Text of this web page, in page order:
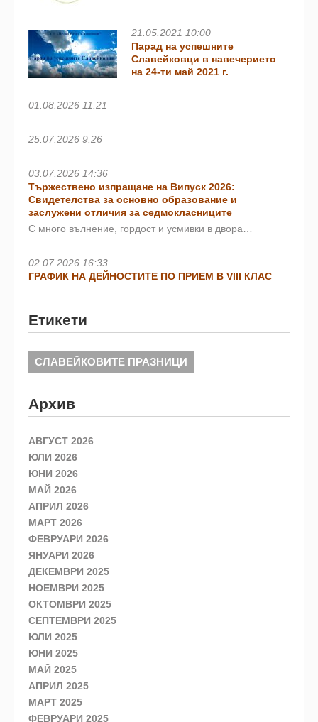
21.05.2021 10:00
Парад на успешните
Славейковци в навечерието
на 24-ти май 2021 г.
01.08.2026 11:21
25.07.2026 9:26
03.07.2026 14:36
Тържествено изпращане на Випуск 2026:
Свидетелства за основно образование и
заслужени отличия за седмокласниците
С много вълнение, гордост и усмивки в двора…
02.07.2026 16:33
ГРАФИК НА ДЕЙНОСТИТЕ ПО ПРИЕМ В VIII КЛАС
Етикети
СЛАВЕЙКОВИТЕ ПРАЗНИЦИ
Архив
АВГУСТ 2026
ЮЛИ 2026
ЮНИ 2026
МАЙ 2026
АПРИЛ 2026
МАРТ 2026
ФЕВРУАРИ 2026
ЯНУАРИ 2026
ДЕКЕМВРИ 2025
НОЕМВРИ 2025
ОКТОМВРИ 2025
СЕПТЕМВРИ 2025
ЮЛИ 2025
ЮНИ 2025
МАЙ 2025
АПРИЛ 2025
МАРТ 2025
ФЕВРУАРИ 2025